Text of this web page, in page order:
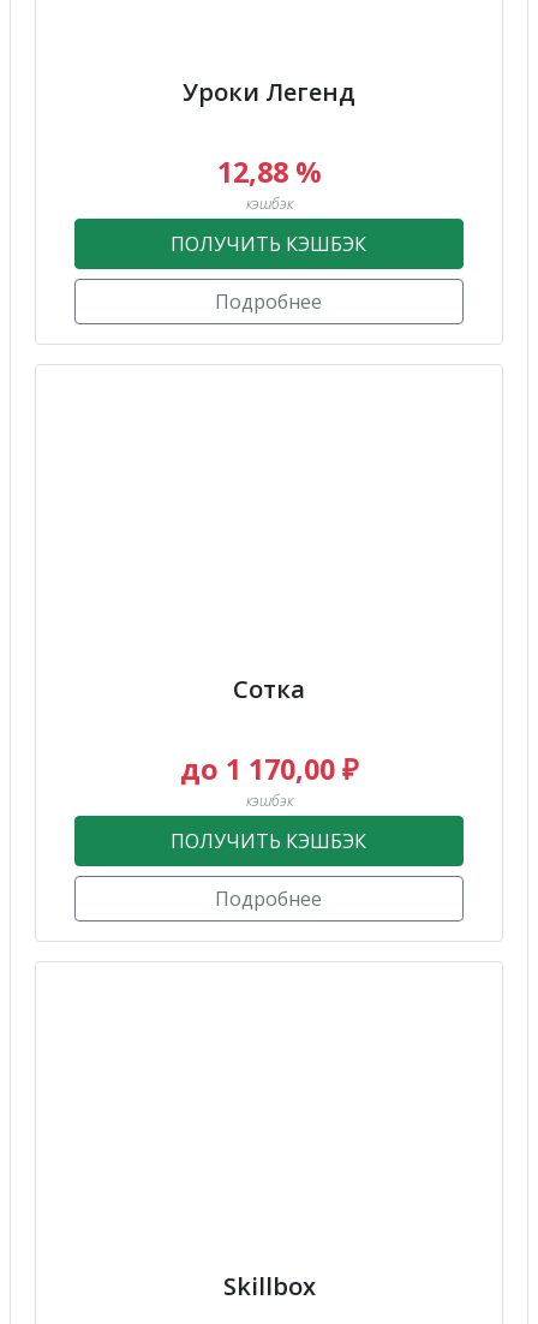
Уроки Легенд
12,88 %
кэшбэк
ПОЛУЧИТЬ КЭШБЭК
Подробнее
Сотка
до 1 170,00 ₽
кэшбэк
ПОЛУЧИТЬ КЭШБЭК
Подробнее
Skillbox